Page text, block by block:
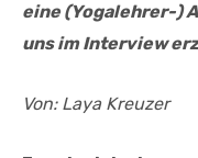
eine (Yogalehrer-)
uns im Interview
Von: Laya Kreuzer